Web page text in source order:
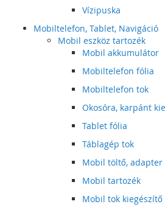
Vízipuska
Mobiltelefon, Tablet, Navigáció
Mobil eszköz tartozék
Mobil akkumulátor
Mobiltelefon fólia
Mobiltelefon tok
Okosóra, karpánt
Tablet fólia
Táblagép tok
Mobil töltő, adapter
Mobil tartozék
Mobil tok kiegészítő